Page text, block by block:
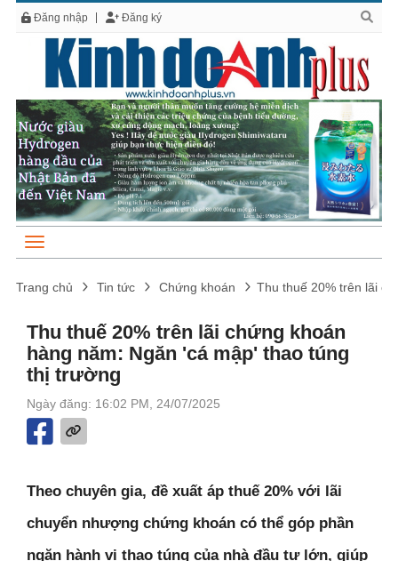
Đăng nhập Đăng ký
Trang chủ Tin tức Chứng khoán Thu thuế 20% trên lãi
Thu thuế 20% trên lãi chứng khoán
hàng năm: Ngăn 'cá mập' thao túng
thị trường
Ngày đăng: 16:02 PM, 24/07/2025
Theo chuyên gia, đề xuất áp thuế 20% với lãi
chuyển nhượng chứng khoán có thể góp phần
ngăn hành vi thao túng của nhà đầu tư lớn, giúp